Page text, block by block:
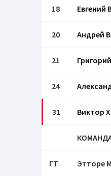
18
20 Андрей
21
24
31 Виктор
ГТ Этторе